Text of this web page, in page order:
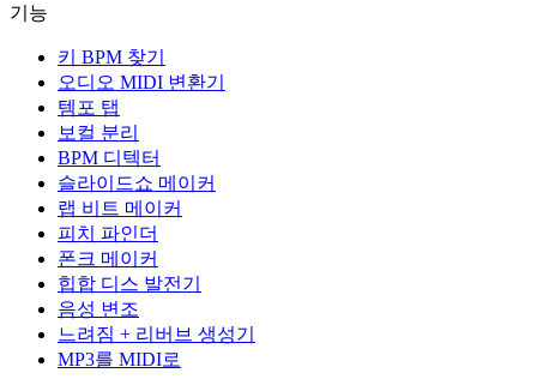
기능
키 BPM 찾기
오디오 MIDI 변환기
템포 탭
보컬 분리
BPM 디텍터
슬라이드쇼 메이커
랩 비트 메이커
피치 파인더
폰크 메이커
힙합 디스 발전기
음성 변조
느려짐 + 리버브 생성기
MP3를 MIDI로